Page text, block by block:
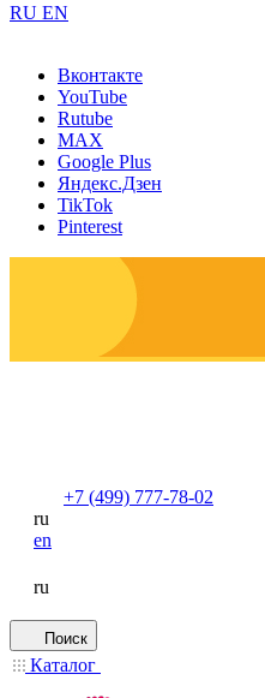
RU EN
Вконтакте
YouTube
Rutube
MAX
Google Plus
Яндекс.Дзен
TikTok
Pinterest
+7 (499) 777-78-02
ru
en
ru
Поиск
Каталог